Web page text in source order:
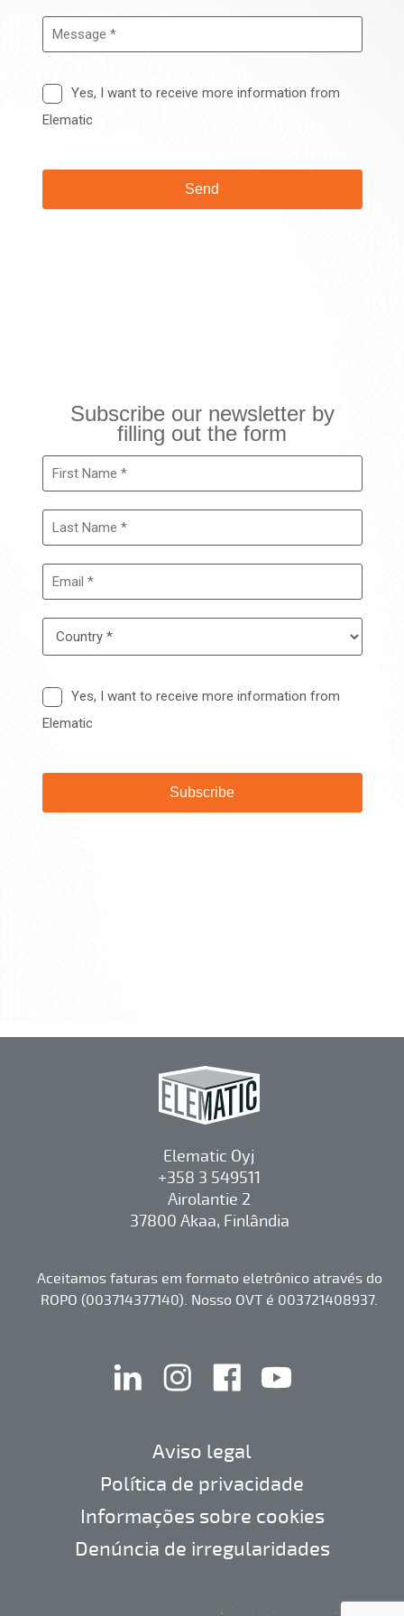
Elematic Oyj
+358 3 549511
Airolantie 2
37800 Akaa, Finlândia
Aceitamos faturas em formato eletrônico através do
ROPO (003714377140). Nosso OVT é 003721408937.
linkedin instagramfacebook
Aviso legal
Política de privacidade
Informações sobre cookies
Denúncia de irregularidades